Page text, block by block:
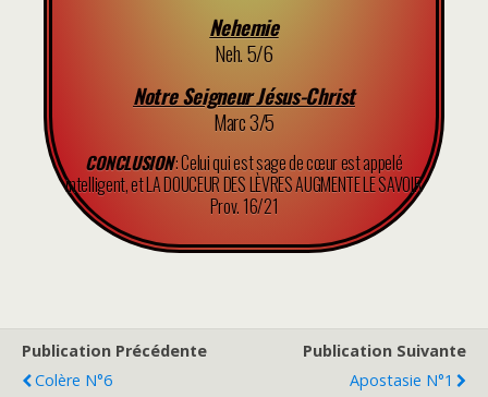
Nehemie
Neh. 5/6
Notre Seigneur Jésus-Christ
Marc 3/5
CONCLUSION: Celui qui est sage de cœur est appelé
intelligent, et LA DOUCEUR DES LÈVRES AUGMENTE LE SAVOIR
Prov. 16/21
Publication Précédente
Colère N°6
Publication Suivante
Apostasie N°1